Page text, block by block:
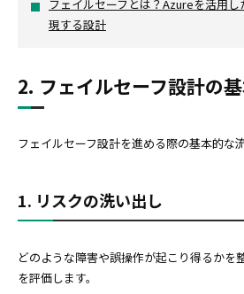
フェイルセーフとは？Azureを活用
現する設計
2. フェイルセーフ設計の
フェイルセーフ設計を進める際の基本的な
1. リスクの洗い出し
どのような障害や誤操作が起こり得るかを
を評価します。